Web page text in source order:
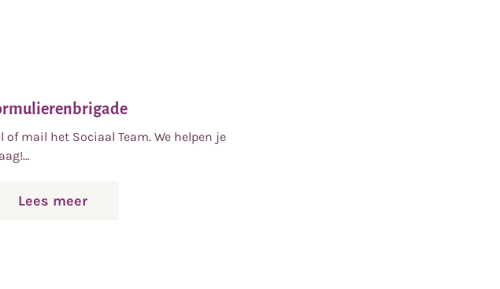
of mail het Sociaal Team. We helpen je
Lees meerover